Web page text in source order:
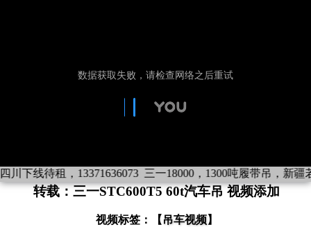
下线待租，13371636073 三一18000，1300吨履带吊，新疆若
转载：三一STC600T5 60t汽车吊 视频添加
视频标签：【 吊车视频】